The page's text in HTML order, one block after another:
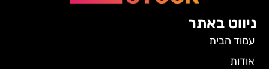
ניווט באתר
עמוד הבית
אודות